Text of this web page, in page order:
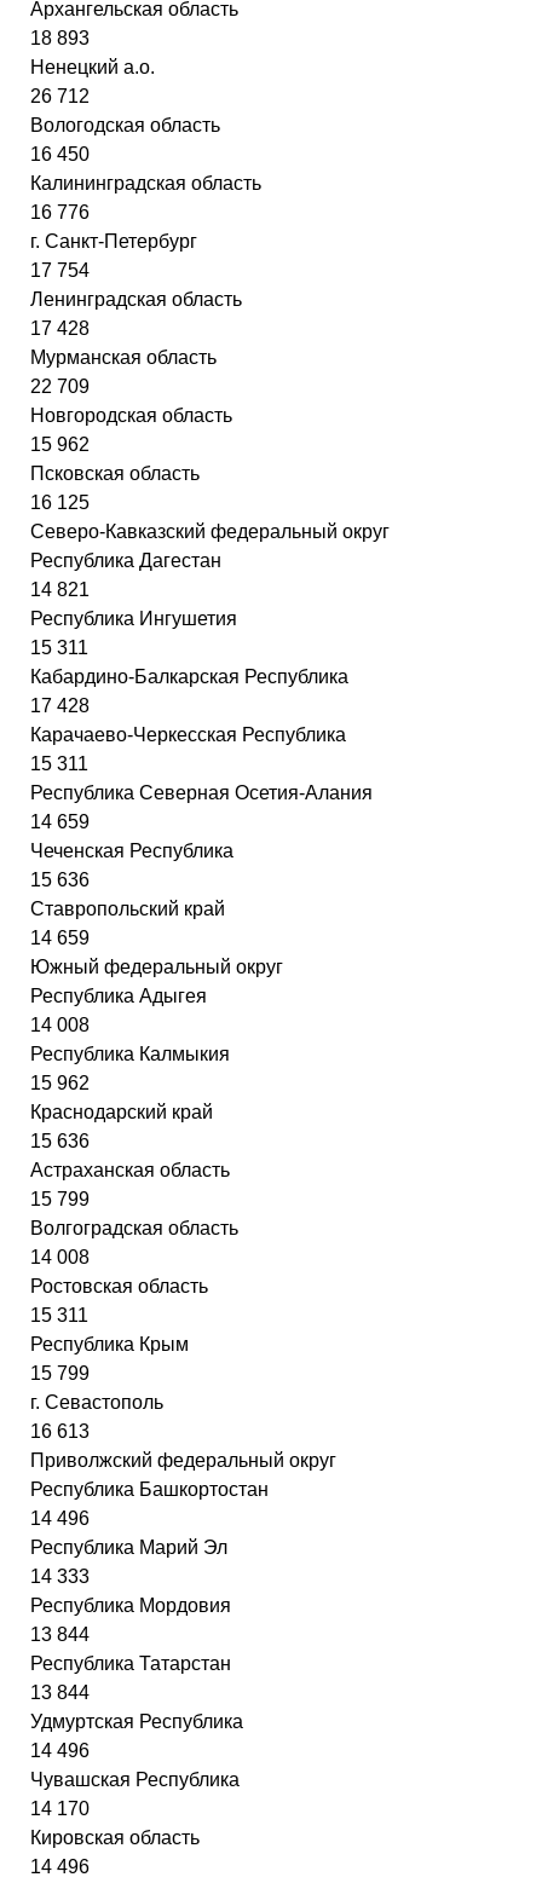
Архангельская область
18 893
Ненецкий а.о.
26 712
Вологодская область
16 450
Калининградская область
16 776
г. Санкт-Петербург
17 754
Ленинградская область
17 428
Мурманская область
22 709
Новгородская область
15 962
Псковская область
16 125
Северо-Кавказский федеральный округ
Республика Дагестан
14 821
Республика Ингушетия
15 311
Кабардино-Балкарская Республика
17 428
Карачаево-Черкесская Республика
15 311
Республика Северная Осетия-Алания
14 659
Чеченская Республика
15 636
Ставропольский край
14 659
Южный федеральный округ
Республика Адыгея
14 008
Республика Калмыкия
15 962
Краснодарский край
15 636
Астраханская область
15 799
Волгоградская область
14 008
Ростовская область
15 311
Республика Крым
15 799
г. Севастополь
16 613
Приволжский федеральный округ
Республика Башкортостан
14 496
Республика Марий Эл
14 333
Республика Мордовия
13 844
Республика Татарстан
13 844
Удмуртская Республика
14 496
Чувашская Республика
14 170
Кировская область
14 496